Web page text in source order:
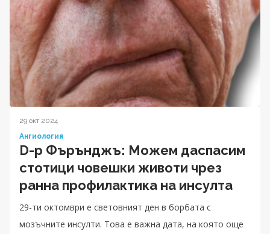
29 окт 2024
Ангиология
D-р Фърънджъ: Можем даспасим
стотици човешки животи чрез
ранна профилактика на инсулта
29-ти октомври е световният ден в борбата с
мозъчните инсулти. Това е важна дата, на която още